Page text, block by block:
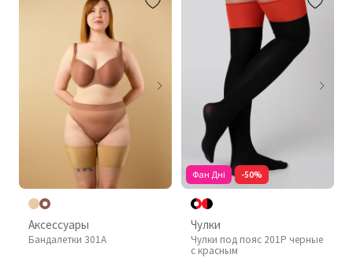
Аксессуары
Бандалетки 301A
Фан Дні -50%
Чулки
Чулки под пояс 201P черные
с красным